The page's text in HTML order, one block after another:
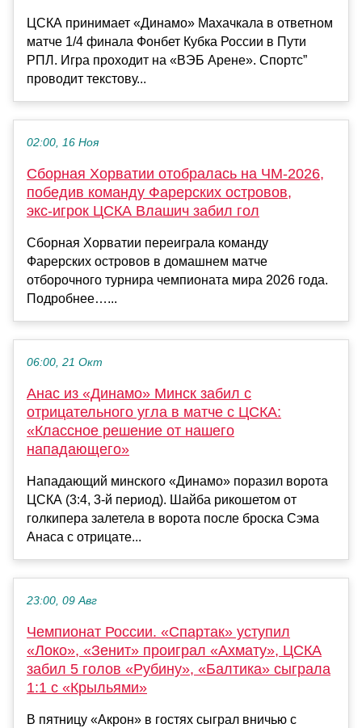
ЦСКА принимает «Динамо» Махачкала в ответном
матче 1/4 финала Фонбет Кубка России в Пути
РПЛ. Игра проходит на «ВЭБ Арене». Спортс”
проводит текстову...
02:00, 16 Ноя
Сборная Хорватии отобралась на ЧМ‑2026,
победив команду Фарерских островов,
экс‑игрок ЦСКА Влашич забил гол
Сборная Хорватии переиграла команду
Фарерских островов в домашнем матче
отборочного турнира чемпионата мира 2026 года.
Подробнее…...
06:00, 21 Окт
Анас из «Динамо» Минск забил с
отрицательного угла в матче с ЦСКА:
«Классное решение от нашего
нападающего»
Нападающий минского «Динамо» поразил ворота
ЦСКА (3:4, 3-й период). Шайба рикошетом от
голкипера залетела в ворота после броска Сэма
Анаса с отрицате...
23:00, 09 Авг
Чемпионат России. «Спартак» уступил
«Локо», «Зенит» проиграл «Ахмату», ЦСКА
забил 5 голов «Рубину», «Балтика» сыграла
1:1 с «Крыльями»
В пятницу «Акрон» в гостях сыграл вничью с